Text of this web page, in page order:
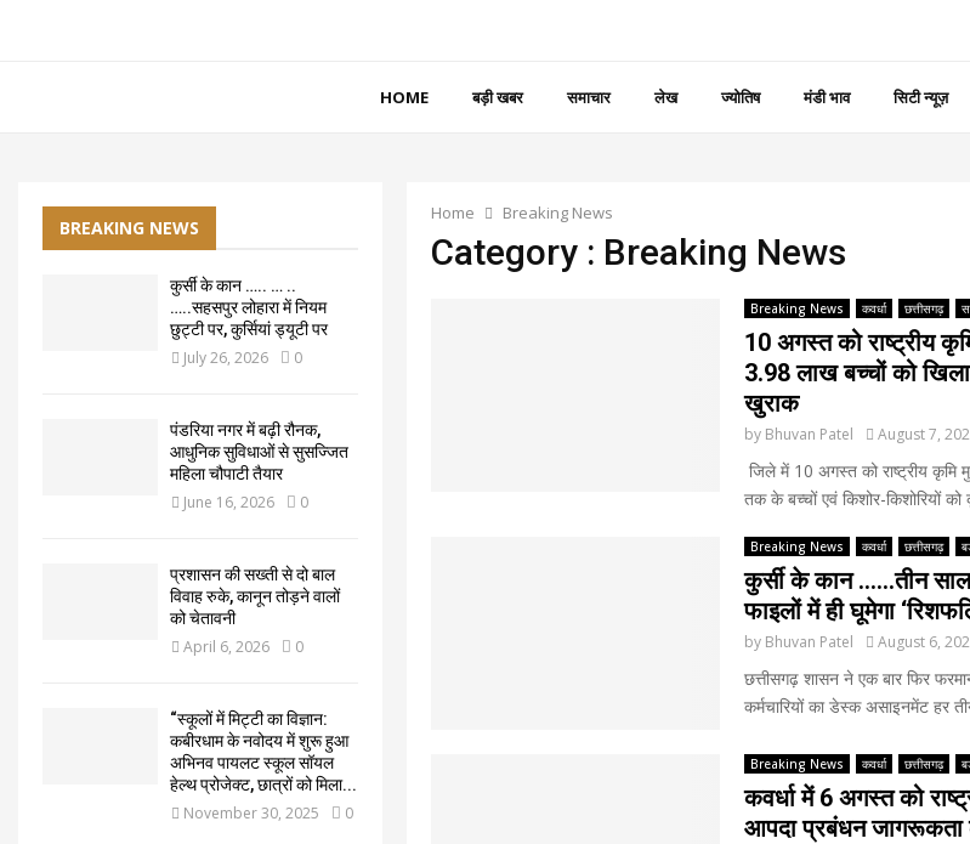
HOME बड़ी खबर समाचार लेख ज्योतिष मंडी भाव सिटी न्यूज़
Home Breaking News
Category : Breaking News
Breaking News कवर्धा छत्तीसगढ़
10 अगस्त को राष्ट्रीय
3.98 लाख बच्चों को
खुराक
by Bhuvan Patel August 7,
जिले में 10 अगस्त को राष्ट्रीय कृमि
तक के बच्चों एवं किशोर-किशोरियों
Breaking News कवर्धा छत्तीसगढ़
कुर्सी के कान ……तीन साल
फाइलों में ही घूमेगा
by Bhuvan Patel August 6,
छत्तीसगढ़ शासन ने एक बार फिर
कर्मचारियों का डेस्क असाइनमेंट हर
Breaking News कवर्धा छत्तीसगढ़
कवर्धा में 6 अगस्त को
आपदा प्रबंधन जागरूकता
BREAKING NEWS
कुर्सी के कान ….. … ..
…..सहसपुर लोहारा में नियम
छुट्टी पर, कुर्सियां ड्यूटी पर
July 26, 2026 0
पंडरिया नगर में बढ़ी रौनक,
आधुनिक सुविधाओं से सुसज्जित
महिला चौपाटी तैयार
June 16, 2026 0
प्रशासन की सख्ती से दो बाल
विवाह रुके, कानून तोड़ने वालों
को चेतावनी
April 6, 2026 0
“स्कूलों में मिट्टी का विज्ञान:
कबीरधाम के नवोदय में शुरू हुआ
अभिनव पायलट स्कूल सॉयल
हेल्थ प्रोजेक्ट, छात्रों को मिला...
November 30, 2025 0